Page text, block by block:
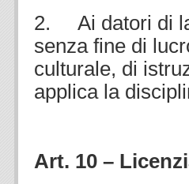
2. Ai datori di
senza fine di
culturale, di
applica la
Art. 10 –